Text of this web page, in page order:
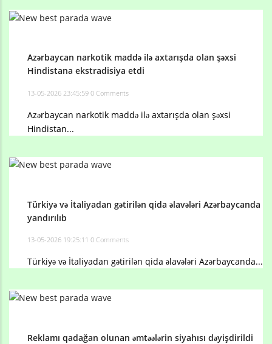
Azərbaycan narkotik maddə ilə axtarışda olan şəxsi
Hindistana ekstradisiya etdi
13-05-2026 23:45:59 0 Comments
Azərbaycan narkotik maddə ilə axtarışda olan şəxsi
Hindistan...
Türkiyə və İtaliyadan gətirilən qida əlavələri Azərbaycanda
yandırılıb
13-05-2026 19:25:11 0 Comments
Türkiyə və İtaliyadan gətirilən qida əlavələri Azərbaycanda...
Reklamı qadağan olunan əmtəələrin siyahısı dəyişdirildi